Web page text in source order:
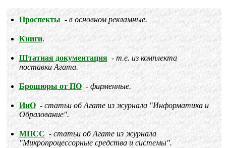
Проспекты в основном рекламные.
Книги.
Штатная документация
т.е. из комплекта
поставки Агата.
Брошюры от ПО фирменные.
ИиО
статьи об Агате из журнала "Информатика и
Образование".
МПСС
статьи об Агате из журнала
"Микропроцессорные средства и системы".